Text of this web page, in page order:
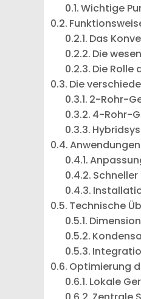
Wichtige
Das
Die
Die Rolle
Die
2-Rohr-
4-Rohr-
Technische
Optimierung
Lokale